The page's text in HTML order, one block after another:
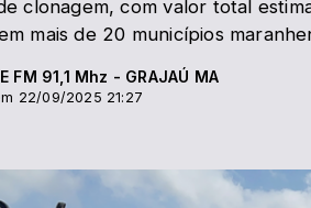
clonagem, com valor total
mais de 20 municípios
FM 91,1 Mhz - GRAJAÚ MA
22/09/2025 21:27